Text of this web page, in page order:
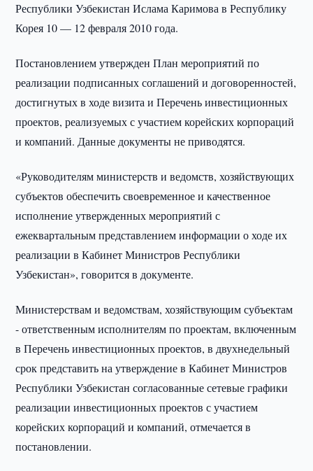
Республики Узбекистан Ислама Каримова в Республику
Корея 10 — 12 февраля 2010 года.
Постановлением утвержден План мероприятий по
реализации подписанных соглашений и договоренностей,
достигнутых в ходе визита и Перечень инвестиционных
проектов, реализуемых с участием корейских корпораций
и компаний. Данные документы не приводятся.
«Руководителям министерств и ведомств, хозяйствующих
субъектов обеспечить своевременное и качественное
исполнение утвержденных мероприятий с
ежеквартальным представлением информации о ходе их
реализации в Кабинет Министров Республики
Узбекистан», говорится в документе.
Министерствам и ведомствам, хозяйствующим субъектам
- ответственным исполнителям по проектам, включенным
в Перечень инвестиционных проектов, в двухнедельный
срок представить на утверждение в Кабинет Министров
Республики Узбекистан согласованные сетевые графики
реализации инвестиционных проектов с участием
корейских корпораций и компаний, отмечается в
постановлении.